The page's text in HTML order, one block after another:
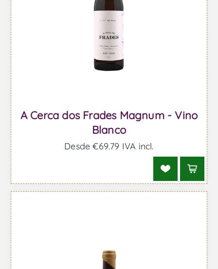
A Cerca dos Frades Magnum - Vino
Blanco
Desde €69,79 IVA incl.